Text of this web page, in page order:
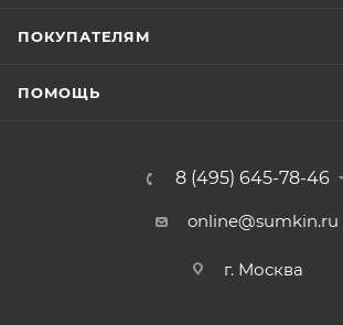
ПОКУПАТЕЛЯМ
ПОМОЩЬ
8 (495) 645-78-46
online@sumkin.ru
г. Москва